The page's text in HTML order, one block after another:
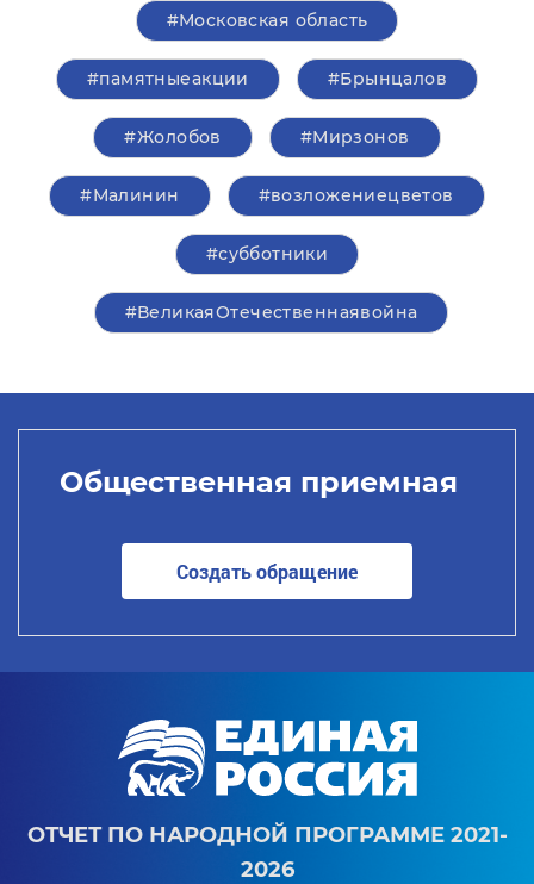
#Московская область
#памятныеакции #Брынцалов
#Жолобов #Мирзонов
#Малинин #возложениецветов
#субботники
#ВеликаяОтечественнаявойна
Общественная приемная
Создать обращение
ОТЧЕТ ПО НАРОДНОЙ ПРОГРАММЕ 2021-
2026